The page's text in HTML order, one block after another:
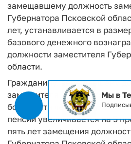
замещавшему должность
Губернатора Псковской
лет, устанавливается в
базового денежного
должности заместителя
области.
Гражданину, замещавшему
заместителя Губернатора
более пяти лет, размер
пенсии увеличивается на 5
пять лет замещения
Мы в